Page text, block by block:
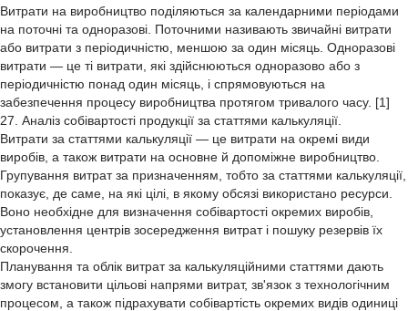
Витрати на виробництво поділяються за календарними періодами
на поточні та одноразові. Поточними називають звичайні витрати
або витрати з періодичністю, меншою за один місяць. Одноразові
витрати — це ті витрати, які здійснюються одноразово або з
періодичністю понад один місяць, і спрямовуються на
забезпечення процесу виробництва протягом тривалого часу. [1]
27. Аналіз собівартості продукції за статтями калькуляції.
Витрати за статтями калькуляції — це витрати на окремі види
виробів, а також витрати на основне й допоміжне виробництво.
Групування витрат за призначенням, тобто за статтями калькуляції,
показує, де саме, на які цілі, в якому обсязі використано ресурси.
Воно необхідне для визначення собівартості окремих виробів,
установлення центрів зосередження витрат і пошуку резервів їх
скорочення.
Планування та облік витрат за калькуляційними статтями дають
змогу встановити цільові напрями витрат, зв'язок з технологічним
процесом, а також підрахувати собівартість окремих видів одиниці